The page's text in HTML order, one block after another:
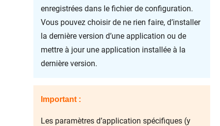
enregistrées dans le fichier de configuration.
Vous pouvez choisir de ne rien faire, d’installer
la dernière version d’une application ou de
mettre à jour une application installée à la
dernière version.
Important :
Les paramètres d’application spécifiques (y